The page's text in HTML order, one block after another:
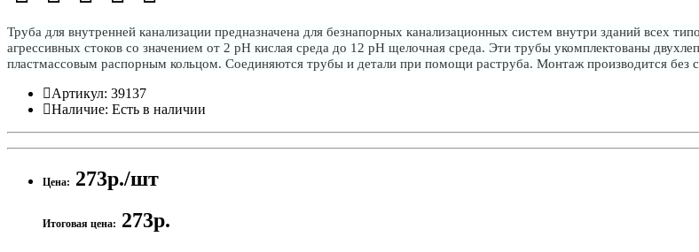
Труба для внутренней канализации предназначена для безнапорных канализационных систем внутри зданий всех
агрессивных стоков со значением от 2 рН кислая среда до 12 рН щелочная среда. Эти трубы укомплектованы
пластмассовым распорным кольцом. Соединяются трубы и детали при помощи раструба. Монтаж производится без
Артикул: 39137
Наличие: Есть в наличии
Цена: 273р./шт
Итоговая цена: 273р.